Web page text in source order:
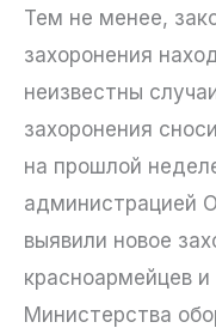
Тем не менее,
захоронения
неизвестны
захоронения
на прошлой
администрацией
выявили новое
красноармейцев
Министерства